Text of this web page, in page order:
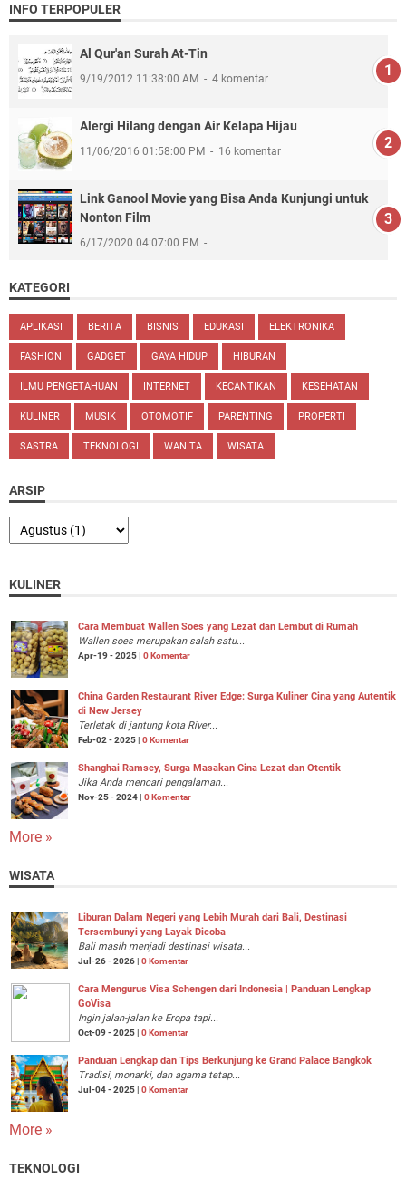
INFO TERPOPULER
Al Qur'an Surah At-Tin
9/19/2012 11:38:00 AM 4 komentar
Alergi Hilang dengan Air Kelapa Hijau
11/06/2016 01:58:00 PM 16 komentar
Link Ganool Movie yang Bisa Anda Kunjungi untuk
Nonton Film
6/17/2020 04:07:00 PM
KATEGORI
APLIKASI BERITA BISNIS EDUKASI ELEKTRONIKA
FASHION GADGET GAYA HIDUP HIBURAN
ILMU PENGETAHUAN INTERNET KECANTIKAN KESEHATAN
KULINER MUSIK OTOMOTIF PARENTING PROPERTI
SASTRA TEKNOLOGI WANITA WISATA
ARSIP
KULINER
Cara Membuat Wallen Soes yang Lezat dan Lembut di Rumah
Wallen soes merupakan salah satu...
Apr-19 - 2025 | 0 Komentar
China Garden Restaurant River Edge: Surga Kuliner Cina yang Autentik
di New Jersey
Terletak di jantung kota River...
Feb-02 - 2025 | 0 Komentar
Shanghai Ramsey, Surga Masakan Cina Lezat dan Otentik
Jika Anda mencari pengalaman...
Nov-25 - 2024 | 0 Komentar
More »
WISATA
Liburan Dalam Negeri yang Lebih Murah dari Bali, Destinasi
Tersembunyi yang Layak Dicoba
Bali masih menjadi destinasi wisata...
Jul-26 - 2026 | 0 Komentar
Cara Mengurus Visa Schengen dari Indonesia | Panduan Lengkap
GoVisa
Ingin jalan-jalan ke Eropa tapi...
Oct-09 - 2025 | 0 Komentar
Panduan Lengkap dan Tips Berkunjung ke Grand Palace Bangkok
Tradisi, monarki, dan agama tetap...
Jul-04 - 2025 | 0 Komentar
More »
TEKNOLOGI